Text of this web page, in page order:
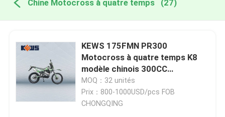
Chine Motocross à quatre temps (27)
KEWS 175FMN PR300
Motocross à quatre temps K8
modèle chinois 300CC
Motocycle Motocycles
MOQ：32 unités
Prix：800-1000USD/pcs FOB
CHONGQING